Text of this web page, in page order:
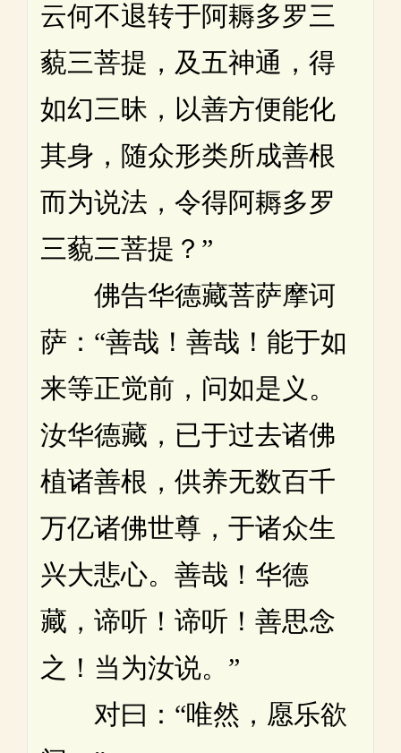
云何不退转于阿耨多罗三
藐三菩提，及五神通，得
如幻三昧，以善方便能化
其身，随众形类所成善根
而为说法，令得阿耨多罗
三藐三菩提？”
佛告华德藏菩萨摩诃
萨：“善哉！善哉！能于如
来等正觉前，问如是义。
汝华德藏，已于过去诸佛
植诸善根，供养无数百千
万亿诸佛世尊，于诸众生
兴大悲心。善哉！华德
藏，谛听！谛听！善思念
之！当为汝说。”
对曰：“唯然，愿乐欲